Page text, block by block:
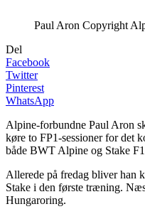
Paul Aron Copyright
Del
Facebook
Twitter
Pinterest
WhatsApp
Alpine-forbundne Paul Aron
køre to FP1-sessioner for det
både BWT Alpine og Stake
Allerede på fredag bliver han
Stake i den første træning.
Hungaroring.